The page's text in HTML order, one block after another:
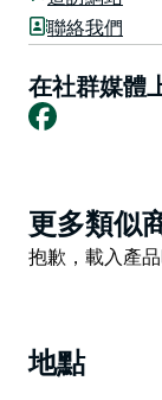
請在第一次來
聯絡我們
在社群媒體
Facebook
Product
List
更多類似
Product
抱歉，載入產
地點